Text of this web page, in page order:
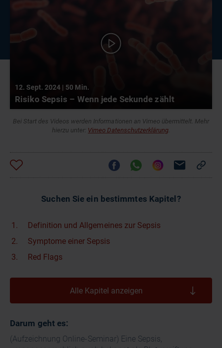
12. Sept. 2024 | 50 Min.
Risiko Sepsis – Wenn jede Sekunde zählt
Bei Start des Videos werden Informationen an Vimeo übermittelt. Mehr
hierzu unter: Vimeo Datenschutzerklärung.
Suchen Sie ein bestimmtes Kapitel?
Definition und Allgemeines zur Sepsis
Symptome einer Sepsis
Red Flags
Alle Kapitel anzeigen
Darum geht es:
(Aufzeichnung Online-Seminar) Eine Sepsis,